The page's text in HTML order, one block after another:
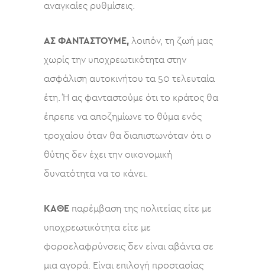
αναγκαίες ρυθμίσεις.
ΑΣ ΦΑΝΤΑΣΤΟΥΜΕ, λοιπόν, τη ζωή μας
χωρίς την υποχρεωτικότητα στην
ασφάλιση αυτοκινήτου τα 50 τελευταία
έτη. Ή ας φανταστούμε ότι το κράτος θα
έπρεπε να αποζημίωνε το θύμα ενός
τροχαίου όταν θα διαπιστωνόταν ότι ο
θύτης δεν έχει την οικονομική
δυνατότητα να το κάνει.
ΚΑΘΕ παρέμβαση της πολιτείας είτε με
υποχρεωτικότητα είτε με
φοροελαφρύνσεις δεν είναι αβάντα σε
μια αγορά. Είναι επιλογή προστασίας